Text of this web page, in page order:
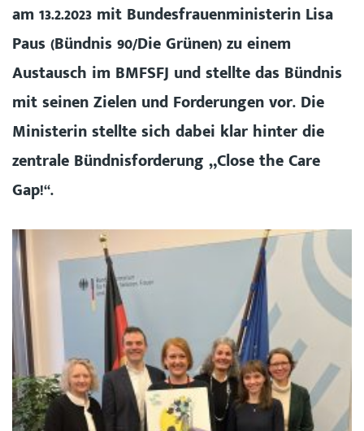
am 13.2.2023 mit Bundesfrauenministerin Lisa
Paus (Bündnis 90/Die Grünen) zu einem
Austausch im BMFSFJ und stellte das Bündnis
mit seinen Zielen und Forderungen vor. Die
Ministerin stellte sich dabei klar hinter die
zentrale Bündnisforderung „Close the Care
Gap!“.